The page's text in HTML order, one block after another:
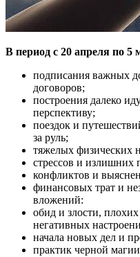
В период с 20 апреля по 5
подписания важных
договоров;
построения далеко
перспективу;
поездок и
за руль;
тяжелых физических
стрессов и излишних
конфликтов и
финансовых трат и
вложений:
обид и злости,
негативных
начала новых дел и
практик черной